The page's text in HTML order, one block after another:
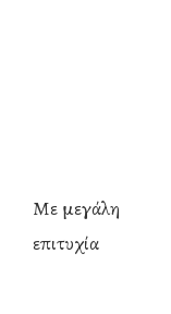
Με μεγάλη
επιτυχία